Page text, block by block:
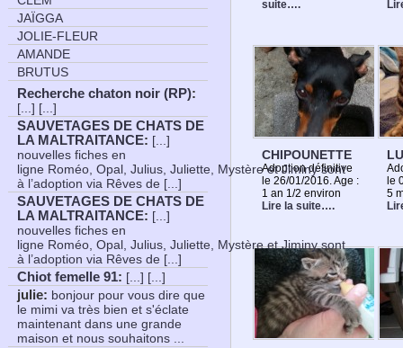
suite….
CHIPOUNETTE
Adoption définitive
le 26/01/2016. Age :
1 an 1/2 environ
Lire la suite….
le
5
JAÏGGA
JOLIE-FLEUR
AMANDE
BRUTUS
Recherche chaton noir (RP):
[...] [...]
SAUVETAGES DE CHATS DE
LA MALTRAITANCE: [...]
nouvelles fiches en
ligne Roméo, Opal, Julius, Juliette, Mystère et Jiminy sont
à l’adoption via Rêves de [...]
SAUVETAGES DE CHATS DE
LA MALTRAITANCE: [...]
nouvelles fiches en
ligne Roméo, Opal, Julius, Juliette, Mystère et Jiminy sont
à l’adoption via Rêves de [...]
Chiot femelle 91: [...] [...]
julie: bonjour pour vous dire que
le mimi va très bien et s'éclate
maintenant dans une grande
maison et nous souhaitons ...